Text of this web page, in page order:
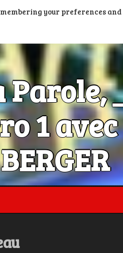
RADIOS FM ET DAB+
1
BERGER
your preferences